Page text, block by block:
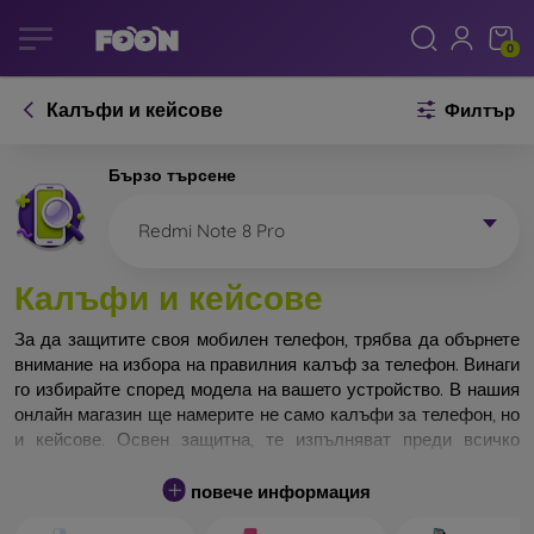
0
Калъфи и кейсове Филтър
Бързо търсене
Redmi Note 8 Pro
Калъфи и кейсове
За да защитите своя мобилен телефон, трябва да обърнете
внимание на избора на правилния калъф за телефон. Винаги
го избирайте според модела на вашето устройство. В нашия
онлайн магазин ще намерите не само калъфи за телефон, но
и кейсове. Освен защитна, те изпълняват преди всичко
Кейса за телефон може да бъде наречен и заден капак. Той е
повече информация